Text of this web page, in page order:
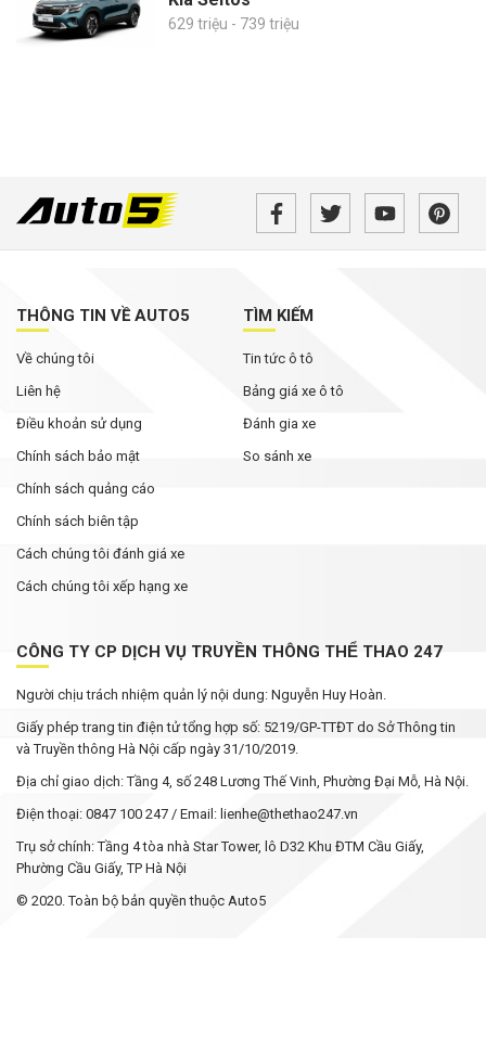
629 triệu - 739 triệu
THÔNG TIN VỀ AUTO5
Về chúng tôi
Liên hệ
Điều khoản sử dụng
Chính sách bảo mật
Chính sách quảng cáo
Chính sách biên tập
Cách chúng tôi đánh giá xe
Cách chúng tôi xếp hạng xe
TÌM KIẾM
Tin tức ô tô
Bảng giá xe ô tô
Đánh gia xe
So sánh xe
CÔNG TY CP DỊCH VỤ TRUYỀN THÔNG THỂ THAO 247
Người chịu trách nhiệm quản lý nội dung: Nguyễn Huy Hoàn.
Giấy phép trang tin điện tử tổng hợp số: 5219/GP-TTĐT do Sở Thông tin
và Truyền thông Hà Nội cấp ngày 31/10/2019.
Địa chỉ giao dịch: Tầng 4, số 248 Lương Thế Vinh, Phường Đại Mỗ, Hà Nội.
Điện thoại: 0847 100 247 / Email: lienhe@thethao247.vn
Trụ sở chính: Tầng 4 tòa nhà Star Tower, lô D32 Khu ĐTM Cầu Giấy,
Phường Cầu Giấy, TP Hà Nội
© 2020. Toàn bộ bản quyền thuộc Auto5